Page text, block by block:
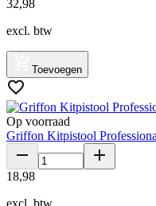
32,98
excl. btw
Toevoegen
Op voorraad
Griffon Kitpistool
18,98
excl. btw